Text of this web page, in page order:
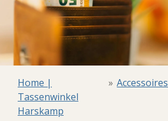
Home |
Tassenwinkel
Harskamp
» Accessoires